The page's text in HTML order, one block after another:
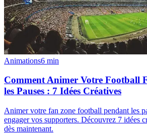
Animations6 min
Comment Animer Votre Football
les Pauses : 7 Idées Créatives
Animer votre fan zone football pendant les
engager vos supporters. Découvrez 7 idées
dès maintenant.